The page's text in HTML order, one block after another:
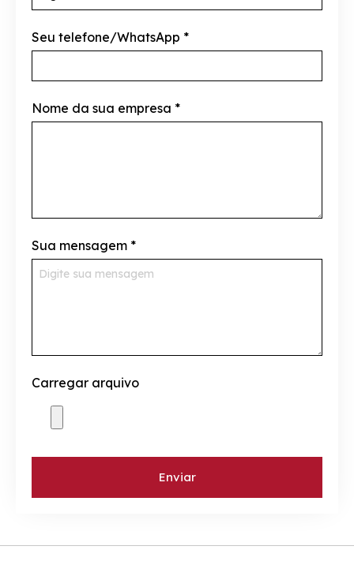
Seu telefone/WhatsApp *
Nome da sua empresa *
Sua mensagem *
Carregar arquivo
Enviar